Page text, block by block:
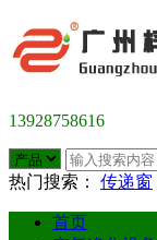
13928758616
热门搜索： 传递窗
首页